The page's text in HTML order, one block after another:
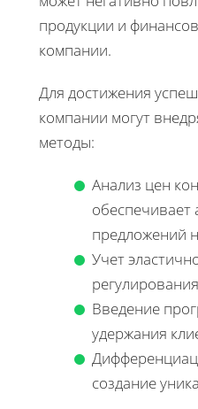
продукции и
компании.
Для достижения
компании могут
методы:
Анализ цен
обеспечивает
предложений
Учет
Введение
удержания
создание